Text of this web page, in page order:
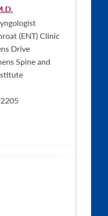
(ENT) Clinic
Drive
Spine and